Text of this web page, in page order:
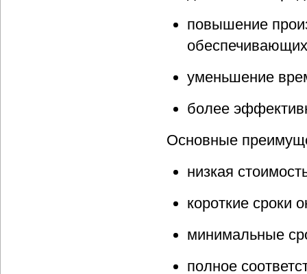
повышение
уменьшение
более
Основные
низкая
короткие сроки
минимальные
полное